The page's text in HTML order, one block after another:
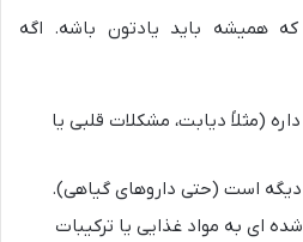
همیشه باید یادتون باشه. اگه
(مثلاً دیابت، مشکلات قلبی یا
است (حتی داروهای گیاهی).
ای به مواد غذایی یا ترکیبات